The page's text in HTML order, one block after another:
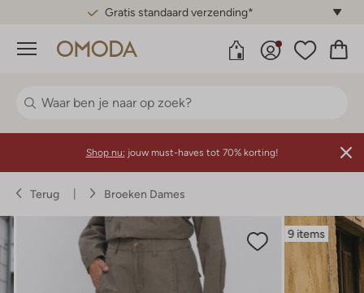
Gratis standaard verzending*
Menu
Shop nu: jouw must-haves tot 70% korting!
Terug Broeken Dames
9 items